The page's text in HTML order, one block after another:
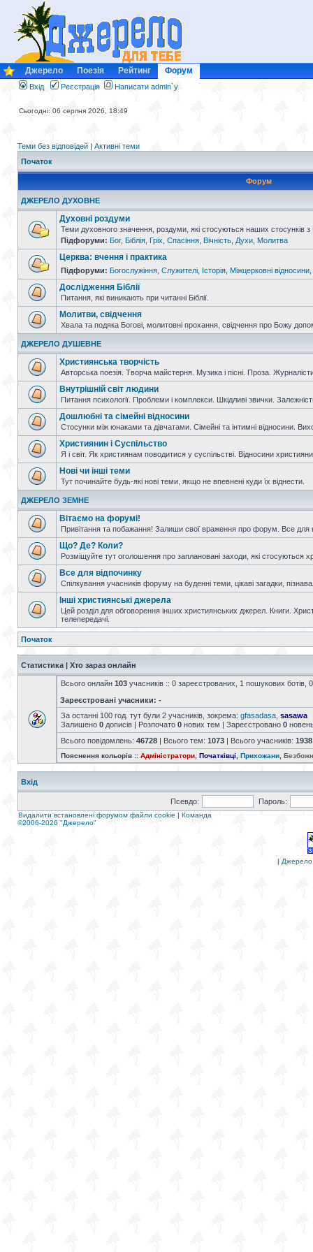
Джерело Поезія Рейтинг Форум
Вхід Реєстрація Написати admin`у
Сьогодні: 06 серпня 2026, 18:49
Теми без відповідей | Активні теми
Початок
Форум
ДЖЕРЕЛО ДУХОВНЕ
Духовні роздуми
Теми духовного значення, роздуми, які стосуються наших стосунків з
Підфоруми: Бог, Біблія Гріх Спасіння Вічність Духи Молитва
Церква: вчення і практика
Підфоруми: Богослужіння Служителі Історія Міжцерковні відносини
Дослідження Біблії
Питання, які виникають при читанні Біблії.
Молитви, свідчення
Хвала та подяка Богові, молитовні прохання, свідчення про Божу
ДЖЕРЕЛО ДУШЕВНЕ
Християнська творчість
Авторська поезія. Творча майстерня. Музика і пісні. Проза.
Внутрішній світ людини
Питання психології. Проблеми і комплекси. Шкідливі звички.
Дошлюбні та сімейні відносини
Стосунки між юнаками та дівчатами. Сімейні та інтимні відносини.
Християнин і Суспільство
Я і світ. Як християнам поводитися у суспільстві. Відносини
Нові чи інші теми
Тут починайте будь-які нові теми, якщо не впевнені куди їх віднести.
ДЖЕРЕЛО ЗЕМНЕ
Вітаємо на форумі!
Привітання та побажання! Залиши свої враження про форум. Все для
Що? Де? Коли?
Розміщуйте тут оголошення про заплановані заходи, які стосуються
Все для відпочинку
Спілкування учасників форуму на буденні теми, цікаві загадки,
Інші християнські джерела
Цей розділ для обговорення інших християнських джерел. Книги.
телепередачі.
Початок
Статистика | Хто зараз онлайн
Всього онлайн 103 учасників :: 0 зареєстрованих, 1 пошукових ботів,
Зареєстровані учасники: -
За останні 100 год. тут були 2 учасників, зокрема: gfasadasa sasawa
Залишено 0 дописів | Розпочато 0 нових тем | Зареєстровано 0
Всього повідомлень: 46728 | Всього тем: 1073 | Всього учасників: 1938
Пояснення кольорів :: Адміністратори Початківці Прихожани
Вхід
Псевдо: Пароль:
Видалити встановлені форумом файли cookie | Команда
©2006-2026 "Джерело"
| Джерело